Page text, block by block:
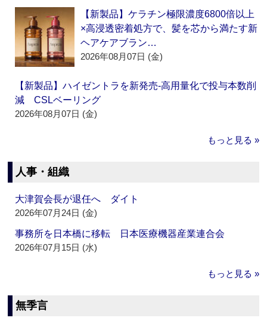
【新製品】ケラチン極限濃度6800倍以上
×高浸透密着処方で、髪を芯から満たす新
ヘアケアブラン…
2026年08月07日 (金)
【新製品】ハイゼントラを新発売‐高用量化で投与本数削
減 CSLベーリング
2026年08月07日 (金)
もっと見る »
人事・組織
大津賀会長が退任へ ダイト
2026年07月24日 (金)
事務所を日本橋に移転 日本医療機器産業連合会
2026年07月15日 (水)
もっと見る »
無季言